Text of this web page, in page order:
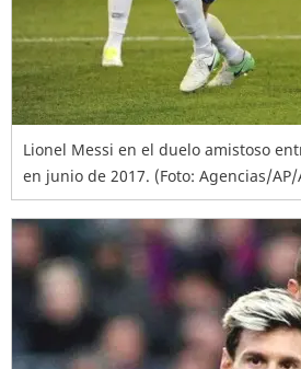
Lionel Messi en el duelo amistoso
en junio de 2017. (Foto: Agencias/AP/